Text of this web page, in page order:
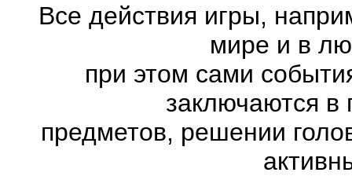
Все действия игры,
мире и в
при этом сами
заключаются в
предметов, решении